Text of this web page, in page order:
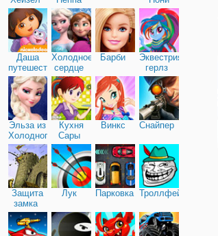
Дружба
Даша
путешественница
Холодное
сердце
Барби
Эквестрия
герлз
Эльза из
Холодного
сердца
Кухня
Сары
Винкс Снайпер
Защита
замка
Лук Парковка Троллфейс